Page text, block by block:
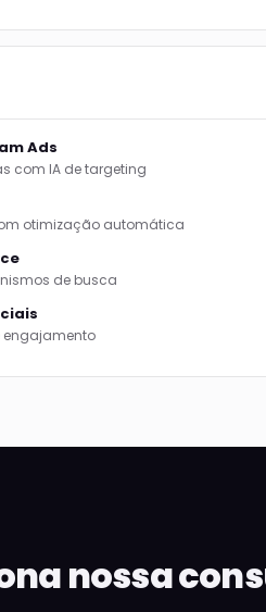
Ads
com IA de targeting
otimização automática
de busca
engajamento
nossa